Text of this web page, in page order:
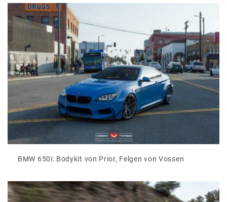
BMW 650i: Bodykit von Prior, Felgen von Vossen